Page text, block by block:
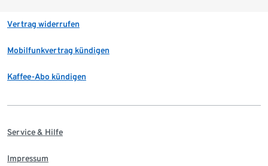
Vertrag widerrufen
Mobilfunkvertrag kündigen
Kaffee-Abo kündigen
Service & Hilfe
Impressum